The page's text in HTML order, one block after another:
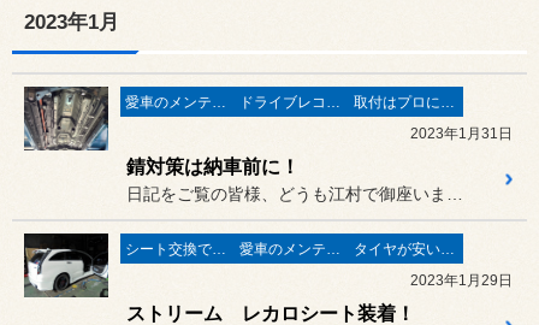
2023年1月
愛車のメンテナンスはプロに♬ ドライブレコーダー取付で安心
取付はプロにお任せ♪
2023年1月31日
錆対策は納車前に！
シート交換で快適♪ 愛車のメンテナンスはプロに♬
タイヤが安い(^^♪
2023年1月29日
ストリーム レカロシート装着！